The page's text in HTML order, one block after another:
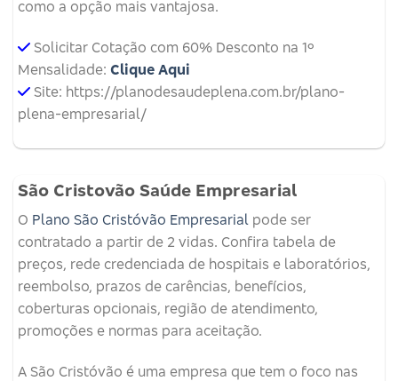
como a opção mais vantajosa.
Solicitar Cotação com 60% Desconto na 1º
Mensalidade: Clique Aqui
Site: https://planodesaudeplena.com.br/plano-
plena-empresarial/
São Cristovão Saúde Empresarial
O Plano São Cristóvão Empresarial pode ser
contratado a partir de 2 vidas. Confira tabela de
preços, rede credenciada de hospitais e laboratórios,
reembolso, prazos de carências, benefícios,
coberturas opcionais, região de atendimento,
promoções e normas para aceitação.
A São Cristóvão é uma empresa que tem o foco nas